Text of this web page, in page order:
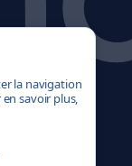
la navigation
savoir plus,